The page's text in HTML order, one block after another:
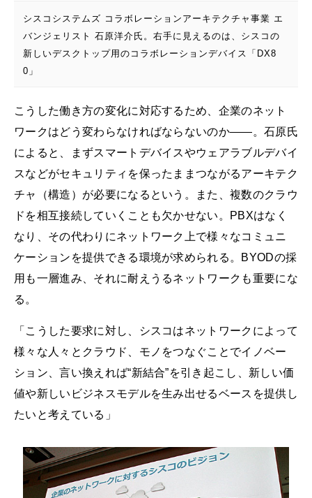
シスコシステムズ コラボレーションアーキテクチャ事業 エ
バンジェリスト 石原洋介氏。右手に見えるのは、シスコの
新しいデスクトップ用のコラボレーションデバイス「DX8
0」
こうした働き方の変化に対応するため、企業のネット
ワークはどう変わらなければならないのか――。石原氏
によると、まずスマートデバイスやウェアラブルデバイ
スなどがセキュリティを保ったままつながるアーキテク
チャ（構造）が必要になるという。また、複数のクラウ
ドを相互接続していくことも欠かせない。PBXはなく
なり、その代わりにネットワーク上で様々なコミュニ
ケーションを提供できる環境が求められる。BYODの採
用も一層進み、それに耐えうるネットワークも重要にな
る。
「こうした要求に対し、シスコはネットワークによって
様々な人々とクラウド、モノをつなぐことでイノベー
ション、言い換えれば“新結合”を引き起こし、新しい価
値や新しいビジネスモデルを生み出せるベースを提供し
たいと考えている」